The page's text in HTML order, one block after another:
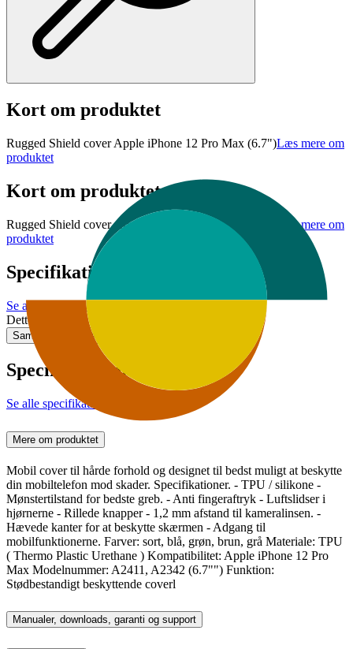
Kort om produktet
Rugged Shield cover Apple iPhone 12 Pro Max (6.7")Læs mere om
produktet
Kort om produktet
Rugged Shield cover Apple iPhone 12 Pro Max (6.7")
Læs mere om
produktet
Specifikationer
Se alle specifikationer
Dette produkt er ikke tilgængeligt
Sammenlign Gem
Specifikationer
Se alle specifikationer
Mere om produktet
Mobil cover til hårde forhold og designet til bedst muligt at beskytte
din mobiltelefon mod skader. Specifikationer. - TPU / silikone -
Mønstertilstand for bedste greb. - Anti fingeraftryk - Luftslidser i
hjørnerne - Rillede knapper - 1,2 mm afstand til kameralinsen. -
Hævede kanter for at beskytte skærmen - Adgang til
mobilfunktionerne. Farver: sort, blå, grøn, brun, grå Materiale: TPU
( Thermo Plastic Urethane ) Kompatibilitet: Apple iPhone 12 Pro
Max Modelnummer: A2411, A2342 (6.7"") Funktion:
Stødbestandigt beskyttende coverl
Manualer, downloads, garanti og support